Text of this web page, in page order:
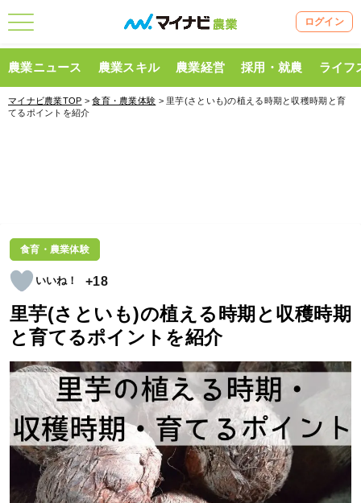
ログイン
農業ニュース 農業スキル 農業経営 採用・就農 ライフ
マイナビ農業TOP >食育・農業体験 > 里芋(さといも)の植える時期と収穫時期と育
てるポイントを紹介
食育・農業体験
+18
里芋(さといも)の植える時期と収穫時期
と育てるポイントを紹介